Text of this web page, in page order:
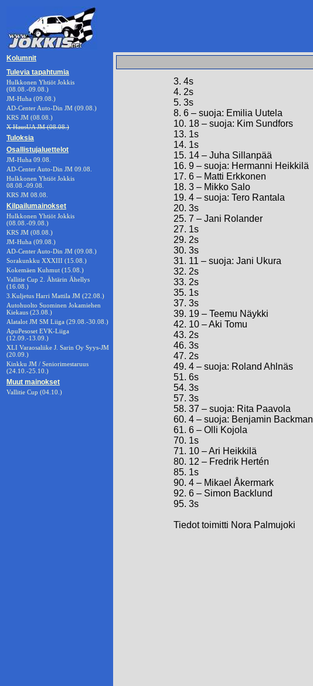
Kolumnit
Tulevia tapahtumia
Hulkkonen Yhtiöt Jokkis
(08.08.-09.08.)
JM-Huha (09.08.)
AD-Center Auto-Din JM (09.08.)
KRS JM (08.08.)
X HausUA JM (08.08.)
Tuloksia
Osallistujaluettelot
JM-Huha 09.08.
AD-Center Auto-Din JM 09.08.
Hulkkonen Yhtiöt Jokkis
08.08.-09.08.
KRS JM 08.08.
Kilpailumainokset
Hulkkonen Yhtiöt Jokkis
(08.08.-09.08.)
KRS JM (08.08.)
JM-Huha (09.08.)
AD-Center Auto-Din JM (09.08.)
Sorakunkku XXXIII (15.08.)
Kokemäen Kuhmut (15.08.)
Vallitie Cup 2. Ähtärin Ähellys
(16.08.)
3.Kuljetus Harri Mattila JM (22.08.)
Autohuolto Suominen Jokamiehen
Kiekaus (23.08.)
Alatalot JM SM Liiga (29.08.-30.08.)
ApuPesoset EVK-Liiga
(12.09.-13.09.)
XLI Varaosaliike J. Sarin Oy Syys-JM
(20.09.)
Kinkku JM / Seniorimestaruus
(24.10.-25.10.)
Muut mainokset
Vallitie Cup (04.10.)
3. 4s
4. 2s
5. 3s
8. 6 – suoja: Emilia Uutela
10. 18 – suoja: Kim Sundfors
13. 1s
14. 1s
15. 14 – Juha Sillanpää
16. 9 – suoja: Hermanni Heikkilä
17. 6 – Matti Erkkonen
18. 3 – Mikko Salo
19. 4 – suoja: Tero Rantala
20. 3s
25. 7 – Jani Rolander
27. 1s
29. 2s
30. 3s
31. 11 – suoja: Jani Ukura
32. 2s
33. 2s
35. 1s
37. 3s
39. 19 – Teemu Näykki
42. 10 – Aki Tomu
43. 2s
46. 3s
47. 2s
49. 4 – suoja: Roland Ahlnäs
51. 6s
54. 3s
57. 3s
58. 37 – suoja: Rita Paavola
60. 4 – suoja: Benjamin Backman
61. 6 – Olli Kojola
70. 1s
71. 10 – Ari Heikkilä
80. 12 – Fredrik Hertén
85. 1s
90. 4 – Mikael Åkermark
92. 6 – Simon Backlund
95. 3s
Tiedot toimitti Nora Palmujoki